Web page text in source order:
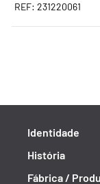
REF: 231220061
Identidade
História
Fábrica /